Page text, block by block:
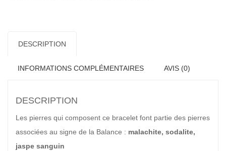
DESCRIPTION
INFORMATIONS COMPLÉMENTAIRES AVIS (0)
DESCRIPTION
Les pierres qui composent ce bracelet font partie des pierres
associées au signe de la Balance : malachite, sodalite,
jaspe sanguin